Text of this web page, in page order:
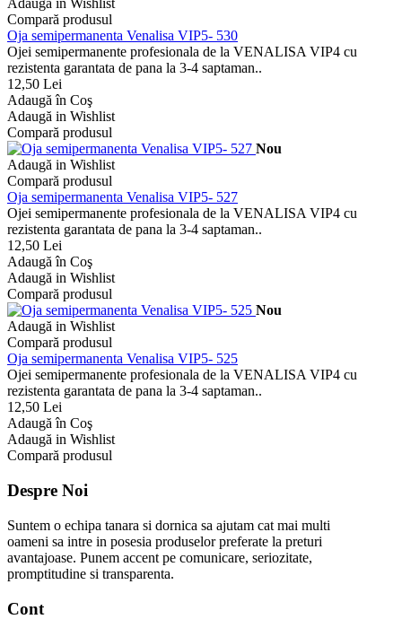
Adaugă in Wishlist
Compară produsul
Oja semipermanenta Venalisa VIP5- 530
Ojei semipermanente profesionala de la VENALISA VIP4 cu
rezistenta garantata de pana la 3-4 saptaman..
12,50 Lei
Adaugă în Coş
Adaugă in Wishlist
Compară produsul
Nou
Adaugă in Wishlist
Compară produsul
Oja semipermanenta Venalisa VIP5- 527
Ojei semipermanente profesionala de la VENALISA VIP4 cu
rezistenta garantata de pana la 3-4 saptaman..
12,50 Lei
Adaugă în Coş
Adaugă in Wishlist
Compară produsul
Nou
Adaugă in Wishlist
Compară produsul
Oja semipermanenta Venalisa VIP5- 525
Ojei semipermanente profesionala de la VENALISA VIP4 cu
rezistenta garantata de pana la 3-4 saptaman..
12,50 Lei
Adaugă în Coş
Adaugă in Wishlist
Compară produsul
Despre Noi
Suntem o echipa tanara si dornica sa ajutam cat mai multi
oameni sa intre in posesia produselor preferate la preturi
avantajoase. Punem accent pe comunicare, seriozitate,
promptitudine si transparenta.
Cont